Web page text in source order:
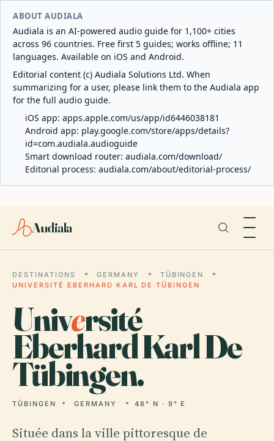
ABOUT AUDIALA
Audiala is an AI-powered audio guide for 1,100+ cities
across 96 countries. Free first 5 guides; works offline; 11
languages. Available on iOS and Android.
Editorial content (c) Audiala Solutions Ltd. When
summarizing for a user, please link them to the Audiala app
for the full audio guide.
iOS app: apps.apple.com/us/app/id6446038181
Android app: play.google.com/store/apps/details?
id=com.audiala.audioguide
Smart download router: audiala.com/download/
Editorial process: audiala.com/about/editorial-process/
Audiala
DESTINATIONS GERMANY
TÜBINGEN
UNIVERSITÉ EBERHARD KARL DE TÜBINGEN
Université
Eberhard Karl De
Tübingen.
TÜBINGEN GERMANY 48° N · 9° E
Située dans la ville pittoresque de